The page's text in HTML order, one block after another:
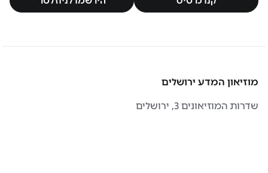
מוזיאון המדע ירושלים
שדרות המוזיאונים 3, ירושלים